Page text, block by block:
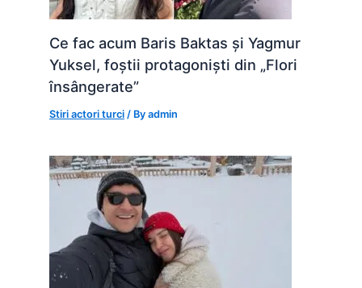
Ce fac acum Baris Baktas și Yagmur
Yuksel, foștii protagoniști din „Flori
însângerate”
Stiri actori turci / Byadmin